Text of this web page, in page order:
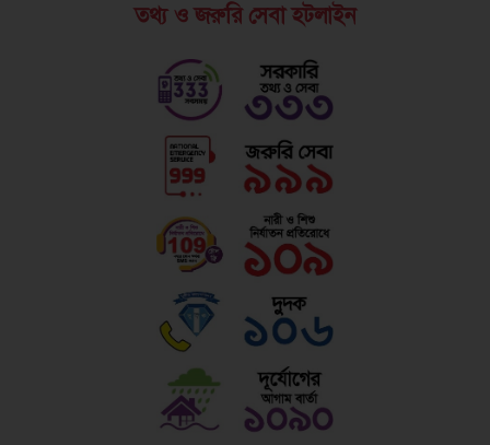
তথ্য ও জরুরি সেবা হটলাইন